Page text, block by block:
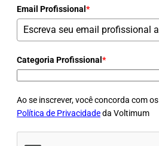
Email Profissional *
Categoria Profissional *
Ao se inscrever, você concorda com os
Política de Privacidadeda Voltimum